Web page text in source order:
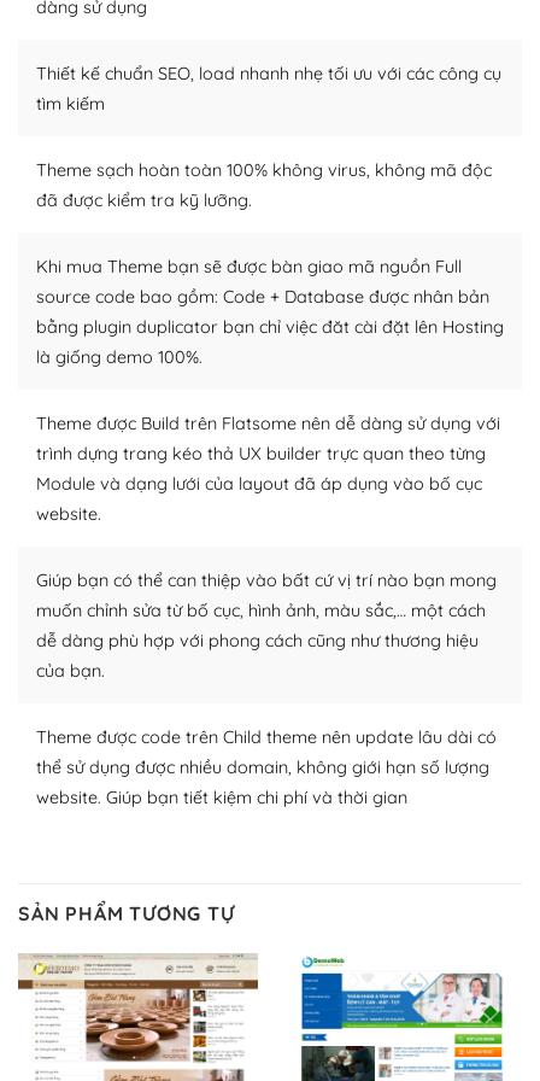
– Sở hữu một cộng đồng lớn, sẵn sàng hỗ trợ
người cuồng tín WordPress.
kiếm những cộng đồng WordPress, họ sẽ giúp bạn trả
lời, giải đáp vấn đề của bạn.
Cộng đồng sử dụng WordPress sẵn sàng hỗ trợ bạn
Plugin mở rộng là thành phần cài đặt thêm vào
WordPress để tăng thêm các tính năng cần thiết. Có
nhiều plugin trả phí hoặc miễn phí.
plugin của WordPress rất phong phú. Bạn có thể thỏa
thích chọn lựa plugin và themes phù hợp cho mục đích
lập website của mình.
WordPress đa dạng plugin và themes
– Dễ sử dụng
Với mọi Hosting bất kỳ thì WordPress đều có thể dễ
Và bạn có toàn quyền tự do khi quyết định nơi lưu trữ
trang web WordPress của bạn.
Dễ dàng lựa chọn Hosting cho website WordPress
– Bảo mật cực tốt
Vì WordPress hiện là nền tảng xây dựng trang web và
dàng sử dụng
Thiết kế chuẩn SEO, load nhanh nhẹ tối ưu với các công cụ
tìm kiếm
Theme sạch hoàn toàn 100% không virus, không mã độc
đã được kiểm tra kỹ lưỡng.
Khi mua Theme bạn sẽ được bàn giao mã nguồn Full
source code bao gồm: Code + Database được nhân bản
bằng plugin duplicator bạn chỉ việc đăt cài đặt lên Hosting
là giống demo 100%.
Theme được Build trên Flatsome nên dễ dàng sử dụng với
trình dựng trang kéo thả UX builder trực quan theo từng
Module và dạng lưới của layout đã áp dụng vào bố cục
website.
Giúp bạn có thể can thiệp vào bất cứ vị trí nào bạn mong
muốn chỉnh sửa từ bố cục, hình ảnh, màu sắc,… một cách
dễ dàng phù hợp với phong cách cũng như thương hiệu
của bạn.
Theme được code trên Child theme nên update lâu dài có
thể sử dụng được nhiều domain, không giới hạn số lượng
website. Giúp bạn tiết kiệm chi phí và thời gian
SẢN PHẨM TƯƠNG TỰ